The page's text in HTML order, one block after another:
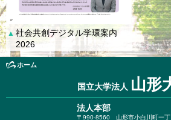
▲ 社会共創デジタル学環案内
2026
ホーム
国立大学法人 山形
法人本部
〒990-8560 山形市小白川町一